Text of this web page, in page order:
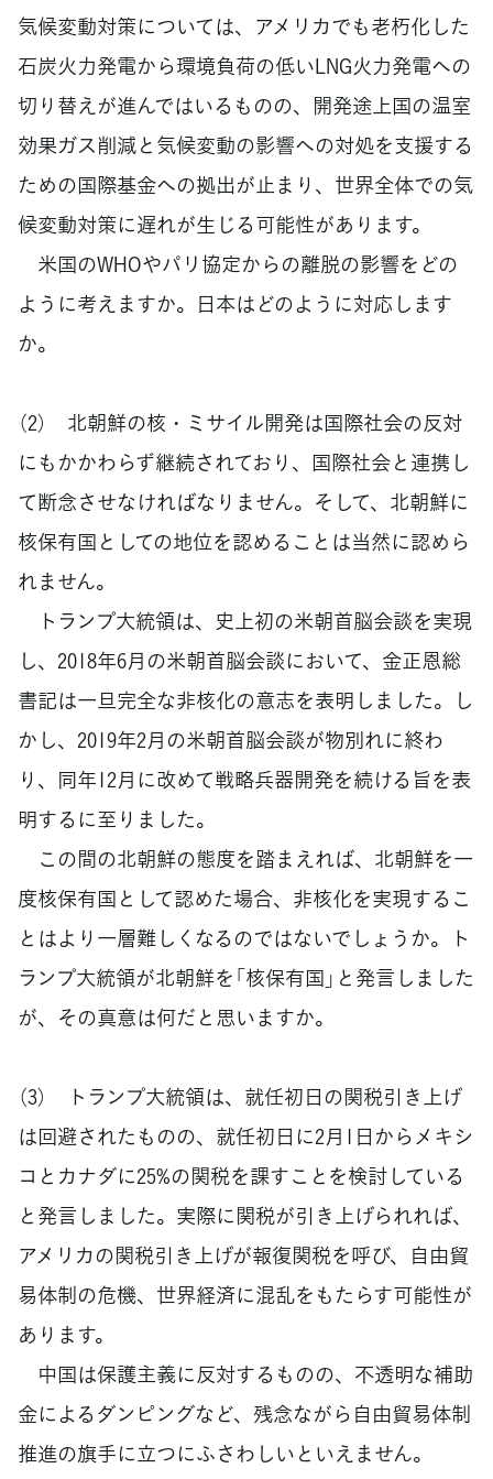
気候変動対策については、アメリカでも老朽化した
石炭火力発電から環境負荷の低いLNG火力発電への
切り替えが進んではいるものの、開発途上国の温室
効果ガス削減と気候変動の影響への対処を支援する
ための国際基金への拠出が止まり、世界全体での気
候変動対策に遅れが生じる可能性があります。
米国のWHOやパリ協定からの離脱の影響をどの
ように考えますか。日本はどのように対応します
か。
（2） 北朝鮮の核・ミサイル開発は国際社会の反対
にもかかわらず継続されており、国際社会と連携し
て断念させなければなりません。そして、北朝鮮に
核保有国としての地位を認めることは当然に認めら
れません。
トランプ大統領は、史上初の米朝首脳会談を実現
し、2018年6月の米朝首脳会談において、金正恩総
書記は一旦完全な非核化の意志を表明しました。し
かし、2019年2月の米朝首脳会談が物別れに終わ
り、同年12月に改めて戦略兵器開発を続ける旨を表
明するに至りました。
この間の北朝鮮の態度を踏まえれば、北朝鮮を一
度核保有国として認めた場合、非核化を実現するこ
とはより一層難しくなるのではないでしょうか。ト
ランプ大統領が北朝鮮を「核保有国」と発言しました
が、その真意は何だと思いますか。
（3） トランプ大統領は、就任初日の関税引き上げ
は回避されたものの、就任初日に2月1日からメキシ
コとカナダに25%の関税を課すことを検討している
と発言しました。実際に関税が引き上げられれば、
アメリカの関税引き上げが報復関税を呼び、自由貿
易体制の危機、世界経済に混乱をもたらす可能性が
あります。
中国は保護主義に反対するものの、不透明な補助
金によるダンピングなど、残念ながら自由貿易体制
推進の旗手に立つにふさわしいといえません。